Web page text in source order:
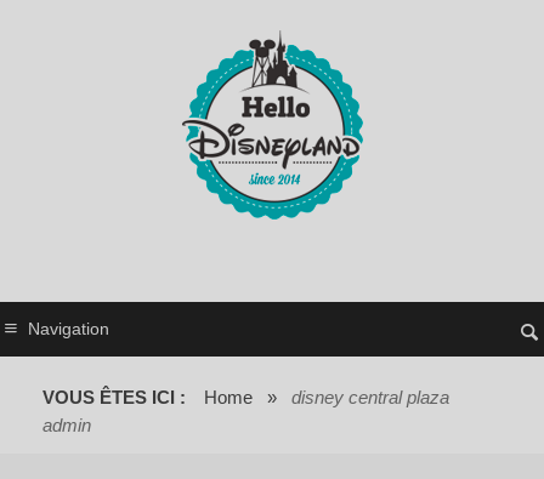
Navigation
VOUS ÊTES ICI : Home »
disney central plaza
admin